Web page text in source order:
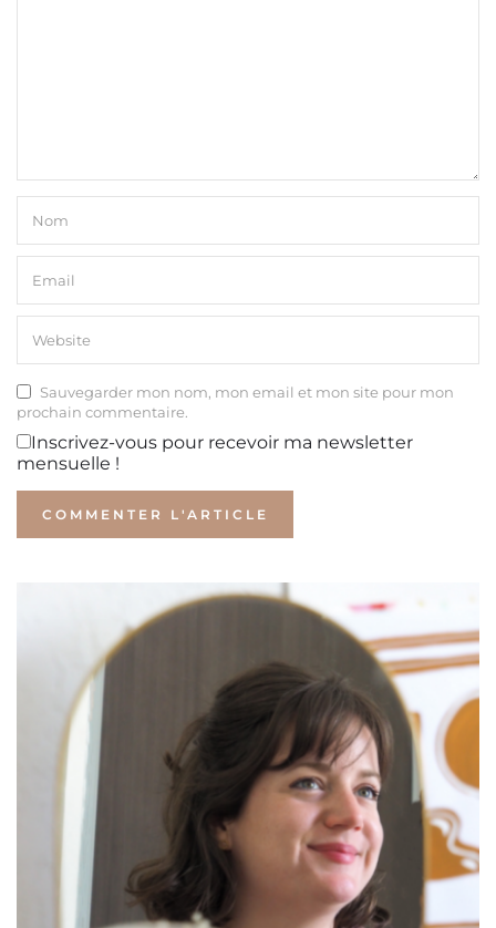
Sauvegarder mon nom, mon email et mon site pour mon
prochain commentaire.
Inscrivez-vous pour recevoir ma newsletter
mensuelle !